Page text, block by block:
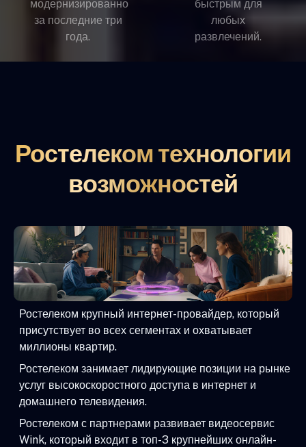
модернизированно
за последние три
года.
быстрым для
любых
развлечений.
Ростелеком технологии
возможностей
Ростелеком крупный интернет-провайдер, который
присутствует во всех сегментах и охватывает
миллионы квартир.
Ростелеком занимает лидирующие позиции на рынке
услуг высокоскоростного доступа в интернет и
домашнего телевидения.
Ростелеком с партнерами развивает видеосервис
Wink, который входит в топ-3 крупнейших онлайн-